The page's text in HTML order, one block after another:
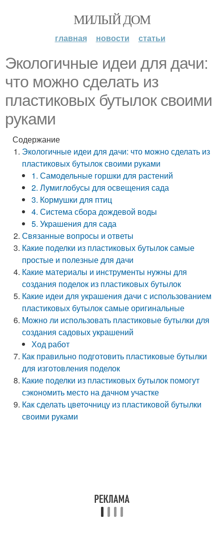
МИЛЫЙ ДОМ
главная новости статьи
Экологичные идеи для дачи:
что можно сделать из
пластиковых бутылок своими
руками
Содержание
Экологичные идеи для дачи: что можно сделать из
пластиковых бутылок своими руками
1. Самодельные горшки для растений
2. Лумиглобусы для освещения сада
3. Кормушки для птиц
4. Система сбора дождевой воды
5. Украшения для сада
Связанные вопросы и ответы
Какие поделки из пластиковых бутылок самые
простые и полезные для дачи
Какие материалы и инструменты нужны для
создания поделок из пластиковых бутылок
Какие идеи для украшения дачи с использованием
пластиковых бутылок самые оригинальные
Можно ли использовать пластиковые бутылки для
создания садовых украшений
Ход работ
Как правильно подготовить пластиковые бутылки
для изготовления поделок
Какие поделки из пластиковых бутылок помогут
сэкономить место на дачном участке
Как сделать цветочницу из пластиковой бутылки
своими руками